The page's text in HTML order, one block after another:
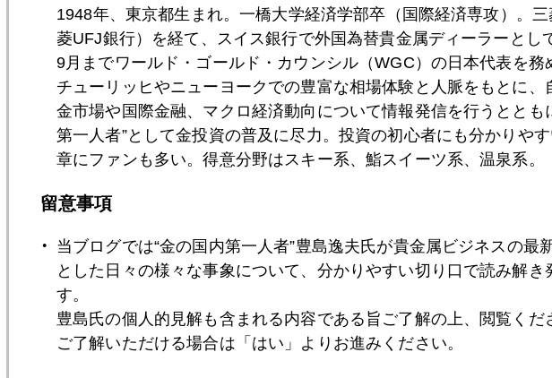
2009年12月15日 アイルランドの教訓
2009年12月14日 ２０１０年お薦めトレード
2009年12月10日 ソブリン・リスク パート２
2009年12月09日 ドル・キャリー巻き戻し、円キャリー復活
1948年、東京都生まれ。一橋大学経済学部卒（国際経済専攻）。
菱UFJ銀行）を経て、スイス銀行で外国為替貴金属ディーラーとし
9月までワールド・ゴールド・カウンシル（WGC）の日本代表を務
チューリッヒやニューヨークでの豊富な相場体験と人脈をもとに、
金市場や国際金融、マクロ経済動向について情報発信を行うととも
第一人者”として金投資の普及に尽力。投資の初心者にも分かりや
章にファンも多い。得意分野はスキー系、鮨スイーツ系、温泉系。
留意事項
当ブログでは“金の国内第一人者”豊島逸夫氏が貴金属ビジネスの最
とした日々の様々な事象について、分かりやすい切り口で読み解き
す。
豊島氏の個人的見解も含まれる内容である旨ご了解の上、閲覧くだ
ご了解いただける場合は「はい」よりお進みください。